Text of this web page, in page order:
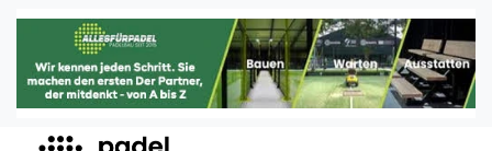
Padel Insider
Home